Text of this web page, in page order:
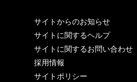
サイトからのお知らせ
サイトに関するヘルプ
サイトに関するお問い合わせ
採用情報
サイトポリシー